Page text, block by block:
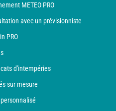
METEO PRO
avec un prévisionniste
PRO
d'intempéries
sur mesure